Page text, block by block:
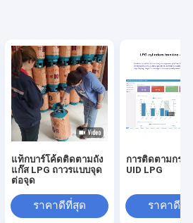
แท็กบาร์โค้ดติดตามถัง
แก๊ส LPG ถาวรแบบจุด
ต่อจุด
ราคาดีที่สุด
การติดตามกระ
UID LPG
ราคาดีที่